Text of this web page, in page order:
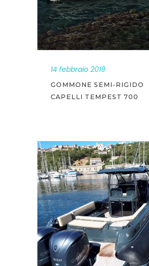
14 febbraio 2019
GOMMONE SEMI-RIGIDO
CAPELLI TEMPEST 700